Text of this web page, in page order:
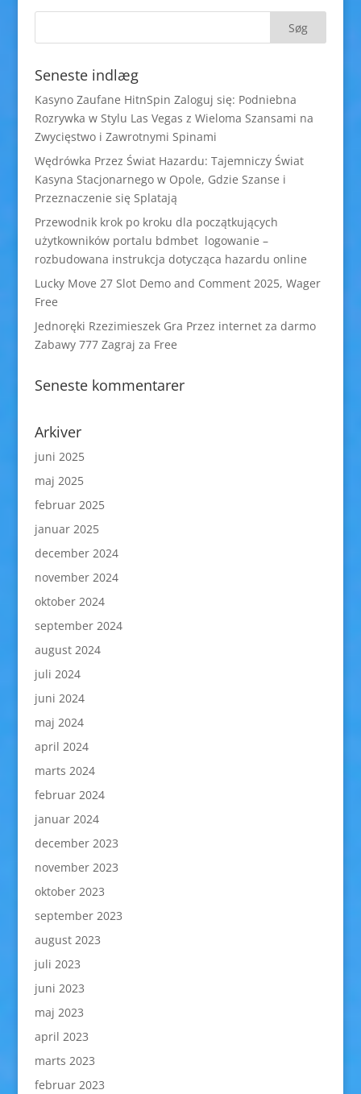
Seneste indlæg
Kasyno Zaufane HitnSpin Zaloguj się: Podniebna
Rozrywka w Stylu Las Vegas z Wieloma Szansami na
Zwycięstwo i Zawrotnymi Spinami
Wędrówka Przez Świat Hazardu: Tajemniczy Świat
Kasyna Stacjonarnego w Opole, Gdzie Szanse i
Przeznaczenie się Splatają
Przewodnik krok po kroku dla początkujących
użytkowników portalu bdmbet logowanie –
rozbudowana instrukcja dotycząca hazardu online
Lucky Move 27 Slot Demo and Comment 2025, Wager
Free
Jednoręki Rzezimieszek Gra Przez internet za darmo
Zabawy 777 Zagraj za Free
Seneste kommentarer
Arkiver
juni 2025
maj 2025
februar 2025
januar 2025
december 2024
november 2024
oktober 2024
september 2024
august 2024
juli 2024
juni 2024
maj 2024
april 2024
marts 2024
februar 2024
januar 2024
december 2023
november 2023
oktober 2023
september 2023
august 2023
juli 2023
juni 2023
maj 2023
april 2023
marts 2023
februar 2023